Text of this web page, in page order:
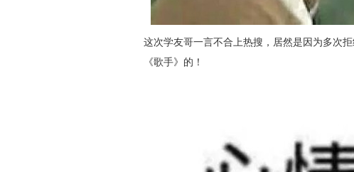
这次学友哥一言不合上热搜，居然是因为多次
《歌手》的！